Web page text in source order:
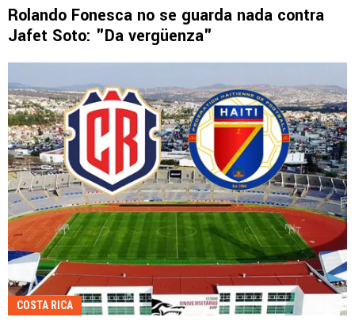
Rolando Fonesca no se guarda nada contra
Jafet Soto: "Da vergüenza"
COSTA RICA